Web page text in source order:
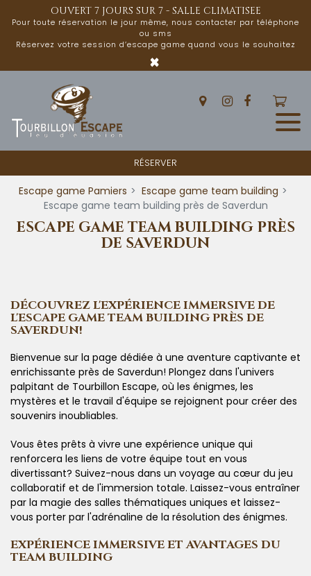
OUVERT 7 JOURS SUR 7 - SALLE CLIMATISEE
Pour toute réservation le jour même, nous contacter par téléphone
ou sms
Réservez votre session d’escape game quand vous le souhaitez
×
RÉSERVER
Escape game Pamiers
Escape game team building
Escape game team building près de Saverdun
ESCAPE GAME TEAM BUILDING PRÈS
DE SAVERDUN
DÉCOUVREZ L'EXPÉRIENCE IMMERSIVE DE
L'ESCAPE GAME TEAM BUILDING PRÈS DE
SAVERDUN!
Bienvenue sur la page dédiée à une aventure captivante et
enrichissante près de Saverdun! Plongez dans l'univers
palpitant de Tourbillon Escape, où les énigmes, les
mystères et le travail d'équipe se rejoignent pour créer des
souvenirs inoubliables.
Vous êtes prêts à vivre une expérience unique qui
renforcera les liens de votre équipe tout en vous
divertissant? Suivez-nous dans un voyage au cœur du jeu
collaboratif et de l'immersion totale. Laissez-vous entraîner
par la magie des salles thématiques uniques et laissez-
vous porter par l'adrénaline de la résolution des énigmes.
EXPÉRIENCE IMMERSIVE ET AVANTAGES DU
TEAM BUILDING
Panneau de gestion des cookies